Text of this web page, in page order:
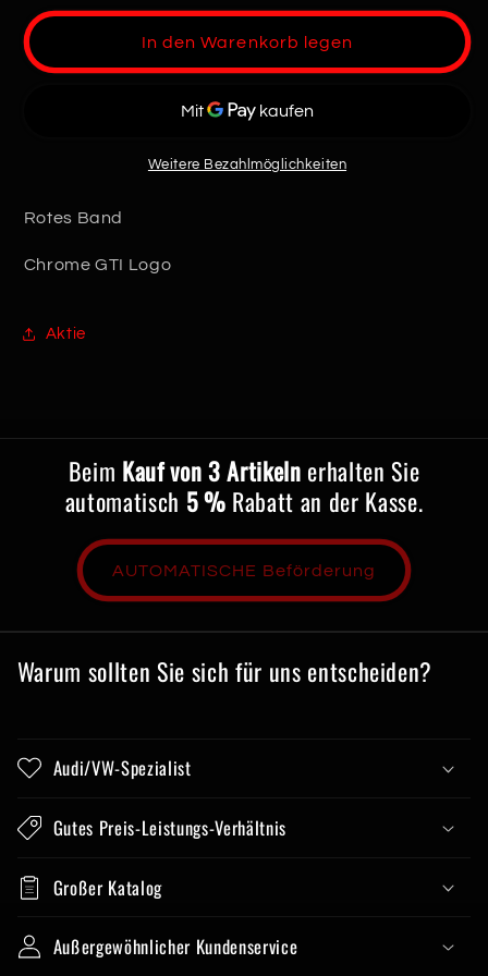
Menge
Golf
Menge
für
GTI
In den Warenkorb legen
Weitere Bezahlmöglichkeiten
Rotes Band
Chrome GTI Logo
Aktie
Beim Kauf von 3 Artikeln erhalten Sie
automatisch 5 % Rabatt an der Kasse.
AUTOMATISCHE Beförderung
Warum sollten Sie sich für uns entscheiden?
Audi/VW-Spezialist
Gutes Preis-Leistungs-Verhältnis
Großer Katalog
Außergewöhnlicher Kundenservice